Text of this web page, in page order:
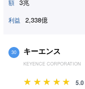
額 3兆
利益 2,338億
30 キーエンス
KEYENCE CORPORATION
5.0